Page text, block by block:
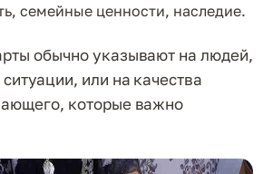
семейные ценности, наследие.
обычно указывают на людей,
или на качества
которые важно